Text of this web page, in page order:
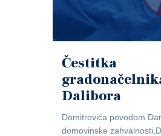
Čestitka
Dalibora
Domitrovića povodom
domovinske